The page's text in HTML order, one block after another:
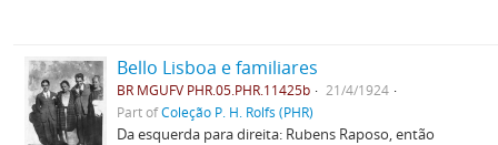
Bello Lisboa e familiares
BR MGUFV PHR.05.PHR.11425b
21/4/1924
Part ofColeção P. H. Rolfs (PHR)
Da esquerda para direita: Rubens Raposo, então